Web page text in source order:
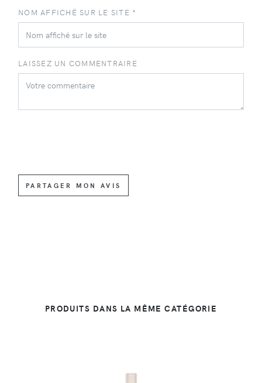
NOM AFFICHÉ SUR LE SITE *
LAISSEZ UN COMMENTRAIRE
PARTAGER MON AVIS
PRODUITS DANS LA MÊME CATÉGORIE